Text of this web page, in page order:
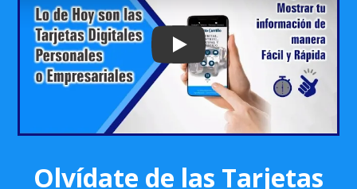
Play: Keynote (Google I/O '18)
Olvídate de las Tarjetas